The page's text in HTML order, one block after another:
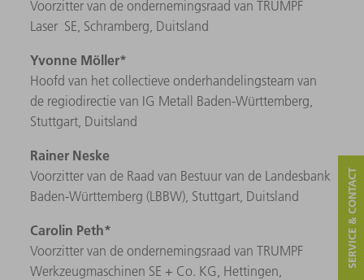
Voorzitter van de ondernemingsraad van TRUMPF
Laser SE, Schramberg, Duitsland
Yvonne Möller*
Hoofd van het collectieve onderhandelingsteam van
de regiodirectie van IG Metall Baden-Württemberg,
Stuttgart, Duitsland
Rainer Neske
Voorzitter van de Raad van Bestuur van de Landesbank
Baden-Württemberg (LBBW), Stuttgart, Duitsland
Carolin Peth*
Voorzitter van de ondernemingsraad van TRUMPF
Werkzeugmaschinen SE + Co. KG, Hettingen,
SERVICE & CONTACT